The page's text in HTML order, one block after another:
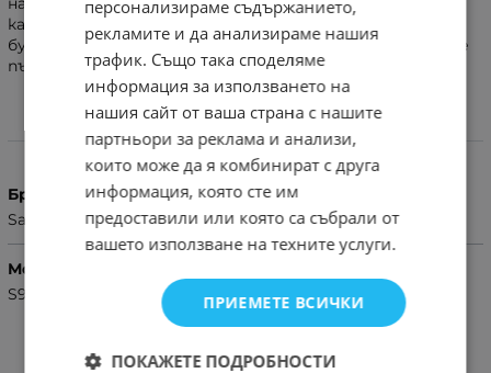
камерата, светкавицата, високоговорителя и
буксите за зареждане и слушалки.С този калъф имате
пълен достъп до всички бутони на смартфона.
Характеристики
Бранд
Samsung
Модел Телефон
S9 Plus
персонализираме съдържанието,
рекламите и да анализираме нашия
трафик. Също така споделяме
информация за използването на
нашия сайт от ваша страна с нашите
партньори за реклама и анализи,
които може да я комбинират с друга
информация, която сте им
предоставили или която са събрали от
вашето използване на техните услуги.
ПРИЕМЕТЕ ВСИЧКИ
ПОКАЖЕТЕ ПОДРОБНОСТИ